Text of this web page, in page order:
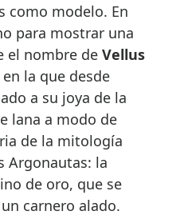
como modelo. En
para mostrar una
el nombre de Vellus
la que desde
a su joya de la
lana a modo de
de la mitología
Argonautas: la
de oro, que se
carnero alado.